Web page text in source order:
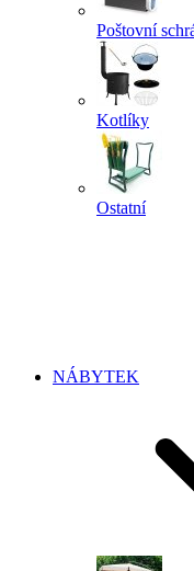
Poštovní
Kotlíky
Ostatní
NÁBYTEK